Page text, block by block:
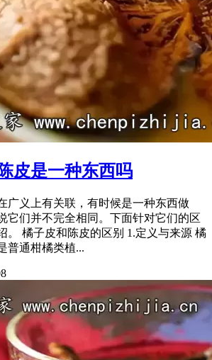
皮是一种东西吗
广义上有关联，有时候是一种东西做
它们并不完全相同。下面针对它们的区
。 橘子皮和陈皮的区别 1.定义与来源 橘
普通柑橘类植...